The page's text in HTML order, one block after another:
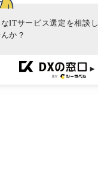
ITサービス選定を相談し
か？
►